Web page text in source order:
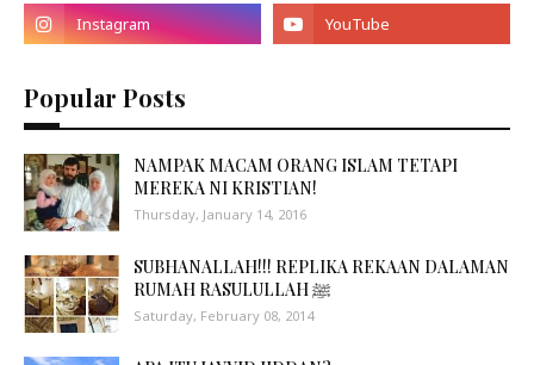
Popular Posts
NAMPAK MACAM ORANG ISLAM TETAPI
MEREKA NI KRISTIAN!
Thursday, January 14, 2016
SUBHANALLAH!!! REPLIKA REKAAN DALAMAN
RUMAH RASULULLAH ﷺ
Saturday, February 08, 2014